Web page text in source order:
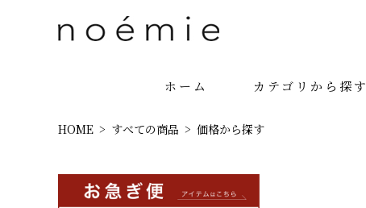
ホーム カテゴリから探す
HOME すべての商品 価格から探す